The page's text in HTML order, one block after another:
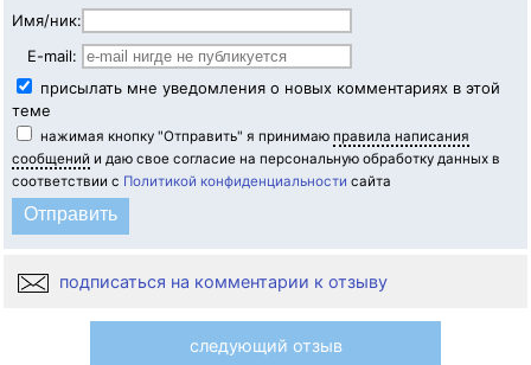
Имя/ник:
E-mail:
присылать мне уведомления о новых комментариях в этой
теме
нажимая кнопку "Отправить" я принимаю правила написания
сообщений и даю свое согласие на персональную обработку данных в
соответствии с Политикой конфиденциальности сайта
подписаться на комментарии к отзыву
следующий отзыв